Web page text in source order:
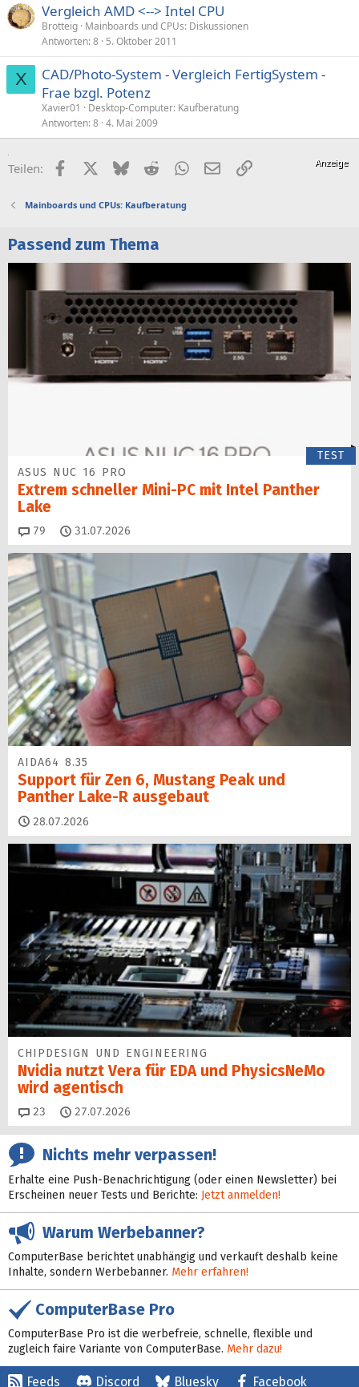
Vergleich AMD <--> Intel CPU
Brotteig Mainboards und CPUs: Diskussionen
Antworten 8 5. Oktober 2011
X
CAD/Photo-System - Vergleich FertigSystem -
Frae bzgl. Potenz
Xavier01
Desktop-Computer: Kaufberatung
Antworten 8 4. Mai 2009
Teilen: FacebookX (Twitter)
BlueskyRedditWhatsApp
E-MailLink
Mainboards und CPUs: Kaufberatung
Passend zum Thema
TEST
ASUS NUC 16 PRO
Extrem schneller Mini-PC mit Intel Panther
Lake
79 Kommentare
31.07.2026
AIDA64 8.35
Support für Zen 6, Mustang Peak und
Panther Lake-R ausgebaut
28.07.2026
CHIPDESIGN UND ENGINEERING
Nvidia nutzt Vera für EDA und PhysicsNeMo
wird agentisch
23 Kommentare
27.07.2026
Nichts mehr verpassen!
Erhalte eine Push-Benachrichtigung (oder einen Newsletter) bei
Erscheinen neuer Tests und Berichte: Jetzt anmelden!
Warum Werbebanner?
ComputerBase berichtet unabhängig und verkauft deshalb keine
Inhalte, sondern Werbebanner. Mehr erfahren!
ComputerBase Pro
ComputerBase Pro ist die werbefreie, schnelle, flexible und
zugleich faire Variante von ComputerBase. Mehr dazu!
Feeds Discord Bluesky Facebook